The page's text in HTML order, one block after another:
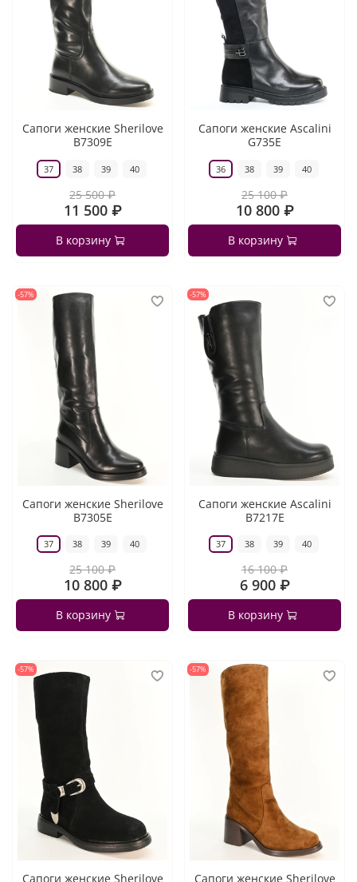
Сапоги женские Sherilove
B7309E
37 38 39 40
25 500 ₽
11 500 ₽
В корзину
Сапоги женские Ascalini
G735E
36 38 39 40
25 100 ₽
10 800 ₽
В корзину
-57%
Сапоги женские Sherilove
B7305E
37 38 39 40
25 100 ₽
10 800 ₽
В корзину
-57%
Сапоги женские Ascalini
B7217E
37 38 39 40
16 100 ₽
6 900 ₽
В корзину
-57%
Сапоги женские Sherilove
-57%
Сапоги женские Sherilove